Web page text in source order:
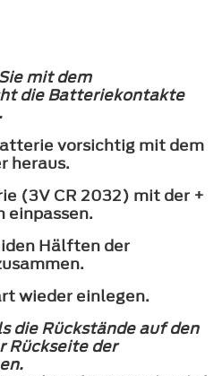
mit dem
die Batteriekontakte
vorsichtig mit dem
heraus.
(3V CR 2032) mit der +
einpassen.
Hälften der
wieder einlegen.
die Rückstände auf den
Rückseite der